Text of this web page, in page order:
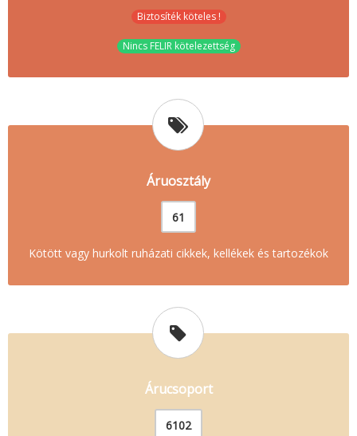
Biztosíték köteles !
Nincs FELIR kötelezettség
Áruosztály
61
Kötött vagy hurkolt ruházati cikkek, kellékek és tartozékok
Árucsoport
6102